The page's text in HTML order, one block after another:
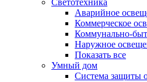
Светотехника
Аварийное
Коммерческое
Коммунально-
Наружное
Показать все
Умный дом
Система защиты